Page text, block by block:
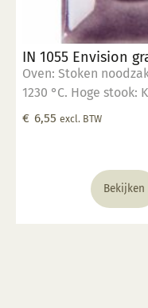
IN 1055 Envision
Oven: Stoken
1230 °C. Hoge
blauw. Glanzend,
volledig afgedekt
transparante
Breng aan op een
€ 6,55 excl. BTW
Bekijken